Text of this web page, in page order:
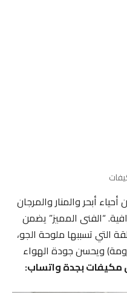
أبحر والمنار والمرجان
“الفنى المميز” يضمن
التي تسببها ملوحة الجو،
ويحسن جودة الهواء
بجدة واتساب: